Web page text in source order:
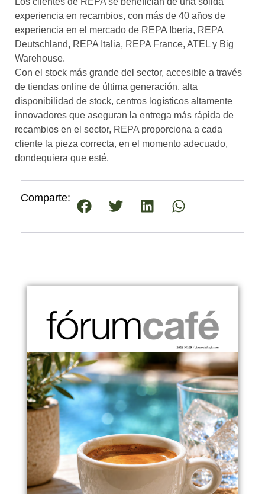
experiencia en recambios, con más de 40 años de
experiencia en el mercado de REPA Iberia, REPA
Deutschland, REPA Italia, REPA France, ATEL y Big
Warehouse.
Con el stock más grande del sector, accesible a través
de tiendas online de última generación, alta
disponibilidad de stock, centros logísticos altamente
innovadores que aseguran la entrega más rápida de
recambios en el sector, REPA proporciona a cada
cliente la pieza correcta, en el momento adecuado,
dondequiera que esté.
Comparte: